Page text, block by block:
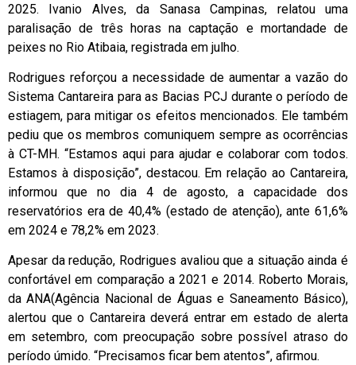
2025. Ivanio Alves, da Sanasa Campinas, relatou uma
paralisação de três horas na captação e mortandade de
peixes no Rio Atibaia, registrada em julho.
Rodrigues reforçou a necessidade de aumentar a vazão do
Sistema Cantareira para as Bacias PCJ durante o período de
estiagem, para mitigar os efeitos mencionados. Ele também
pediu que os membros comuniquem sempre as ocorrências
à CT-MH. “Estamos aqui para ajudar e colaborar com todos.
Estamos à disposição”, destacou. Em relação ao Cantareira,
informou que no dia 4 de agosto, a capacidade dos
reservatórios era de 40,4% (estado de atenção), ante 61,6%
em 2024 e 78,2% em 2023.
Apesar da redução, Rodrigues avaliou que a situação ainda é
confortável em comparação a 2021 e 2014. Roberto Morais,
da ANA(Agência Nacional de Águas e Saneamento Básico),
alertou que o Cantareira deverá entrar em estado de alerta
em setembro, com preocupação sobre possível atraso do
período úmido. “Precisamos ficar bem atentos”, afirmou.